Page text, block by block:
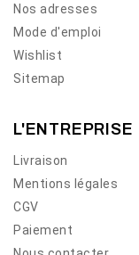
Nos adresses
Mode d'emploi
Wishlist
Sitemap
L'ENTREPRISE
Livraison
Mentions légales
CGV
Paiement